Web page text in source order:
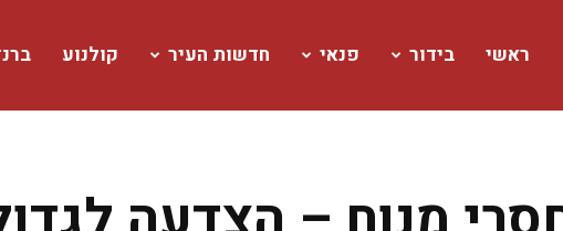
www.rishon4u.co.il
ראשי בידור פנאי חדשות העיר קולנוע